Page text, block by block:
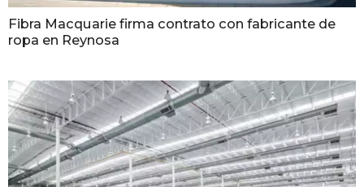
Fibra Macquarie firma contrato con fabricante de
ropa en Reynosa